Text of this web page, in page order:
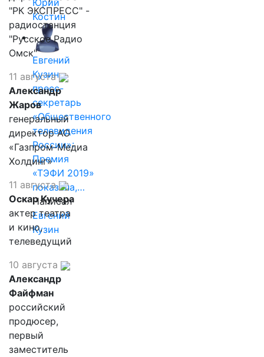
Юрий
Костин
Евгений
Кузин,
пресс-
секретарь
«Общественного
телевидения
России»:
Премия
«ТЭФИ 2019»
показала,…
Написал
Евгений
Кузин
"РК ЭКСПРЕСС" -
радиостанция
"Русское Радио
Омск"
11 августа
Александр
Жаров
генеральный
директор АО
«Газпром-Медиа
Холдинг»
11 августа
Оскар Кучера
актер театра
и кино,
телеведущий
10 августа
Александр
Файфман
российский
продюсер,
первый
заместитель